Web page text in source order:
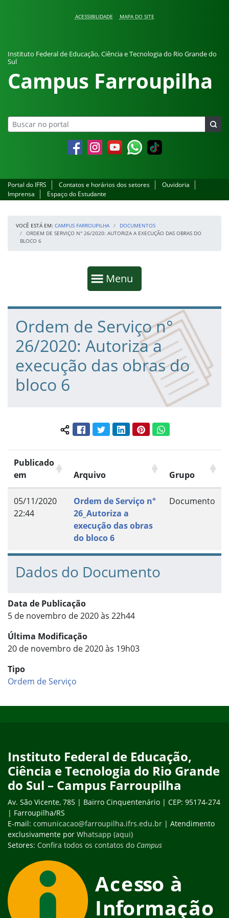
ACESSIBILIDADE MAPA DO SITE
Instituto Federal de Educação, Ciência e Tecnologia do Rio Grande do
Sul
Campus Farroupilha
FacebookInstagramYouTubeWhatsapp
Portal do IFRS Contatos e horários dos setores
Ouvidoria
Imprensa
Espaço do Estudante
VOCÊ ESTÁ EM: CAMPUS FARROUPILHA
DOCUMENTOS
ORDEM DE SERVIÇO N° 26/2020: AUTORIZA A EXECUÇÃO DAS OBRAS DO
BLOCO 6
Mostrar
Menu
Fim da navegação
Início do conteúdo
Ordem de Serviço n°
26/2020: Autoriza a
execução das obras do
bloco 6
Compartilhar conteúdo:
FacebookTwitterLinkedInPinterestWhatsApp
Publicado
em
Arquivo Grupo
05/11/2020
22:44
Ordem de Serviço n°
26_Autoriza a
execução das obras
do bloco 6
Documento
Dados do Documento
Data de Publicação
5 de novembro de 2020 às 22h44
Última Modificação
20 de novembro de 2020 às 19h03
Tipo
Ordem de Serviço
Instituto Federal de Educação,
Ciência e Tecnologia do Rio Grande
do Sul – Campus Farroupilha
Av. São Vicente, 785 | Bairro Cinquentenário | CEP: 95174-274
| Farroupilha/RS
E-mail: comunicacao@farroupilha.ifrs.edu.br | Atendimento
exclusivamente por Whatsapp (aqui)
Setores: Confira todos os contatos do Campus